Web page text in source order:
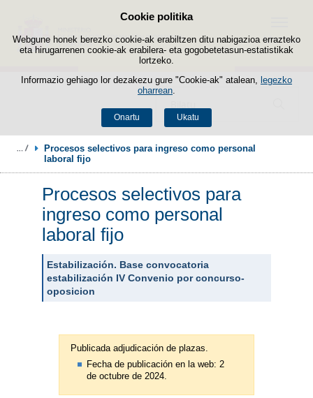
Cookie politika
Webgune honek berezko cookie-ak erabiltzen ditu nabigazioa errazteko
eta hirugarrenen cookie-ak erabilera- eta gogobetetasun-estatistikak
lortzeko.
Informazio gehiago lor dezakezu gure "Cookie-ak" atalean, legezko
oharrean
Onartu Ukatu
Edukira salto egin
Menua
Procesos selectivos para ingreso como personal
laboral fijo
Procesos selectivos para
ingreso como personal
laboral fijo
Estabilización. Base convocatoria
estabilización IV Convenio por concurso-
oposicion
Publicada adjudicación de plazas.
Fecha de publicación en la web: 2
de octubre de 2024.